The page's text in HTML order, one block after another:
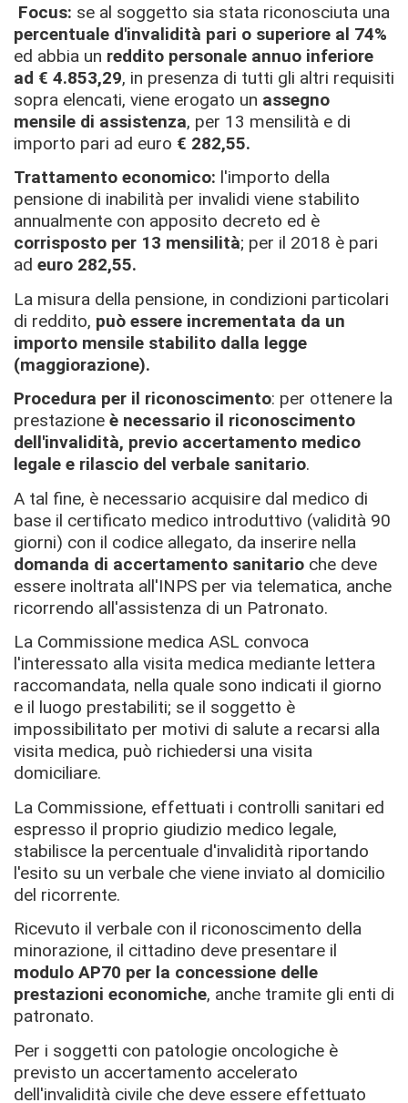
Focus: se al soggetto sia stata riconosciuta una
percentuale d'invalidità pari o superiore al 74%
ed abbia un reddito personale annuo inferiore
ad € 4.853,29, in presenza di tutti gli altri requisiti
sopra elencati, viene erogato un assegno
mensile di assistenza, per 13 mensilità e di
importo pari ad euro € 282,55.
Trattamento economico: l'importo della
pensione di inabilità per invalidi viene stabilito
annualmente con apposito decreto ed è
corrisposto per 13 mensilità; per il 2018 è pari
ad euro 282,55.
La misura della pensione, in condizioni particolari
di reddito, può essere incrementata da un
importo mensile stabilito dalla legge
(maggiorazione).
Procedura per il riconoscimento: per ottenere la
prestazione è necessario il riconoscimento
dell'invalidità, previo accertamento medico
legale e rilascio del verbale sanitario.
A tal fine, è necessario acquisire dal medico di
base il certificato medico introduttivo (validità 90
giorni) con il codice allegato, da inserire nella
domanda di accertamento sanitario che deve
essere inoltrata all'INPS per via telematica, anche
ricorrendo all'assistenza di un Patronato.
La Commissione medica ASL convoca
l'interessato alla visita medica mediante lettera
raccomandata, nella quale sono indicati il giorno
e il luogo prestabiliti; se il soggetto è
impossibilitato per motivi di salute a recarsi alla
visita medica, può richiedersi una visita
domiciliare.
La Commissione, effettuati i controlli sanitari ed
espresso il proprio giudizio medico legale,
stabilisce la percentuale d'invalidità riportando
l'esito su un verbale che viene inviato al domicilio
del ricorrente.
Ricevuto il verbale con il riconoscimento della
minorazione, il cittadino deve presentare il
modulo AP70 per la concessione delle
prestazioni economiche, anche tramite gli enti di
patronato.
Per i soggetti con patologie oncologiche è
previsto un accertamento accelerato
dell'invalidità civile che deve essere effettuato